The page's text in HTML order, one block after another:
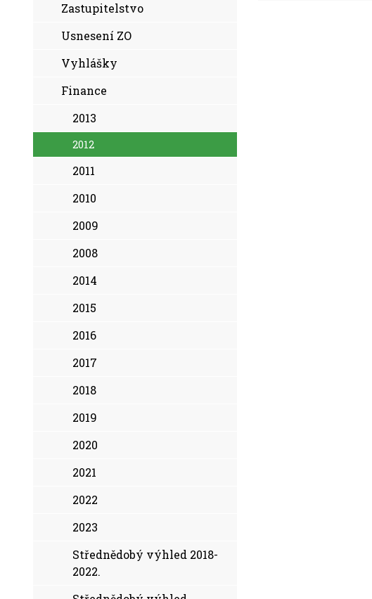
Zastupitelstvo
Usnesení ZO
Vyhlášky
Finance
2013
2012
2011
2010
2009
2008
2014
2015
2016
2017
2018
2019
2020
2021
2022
2023
Střednědobý výhled 2018-
2022.